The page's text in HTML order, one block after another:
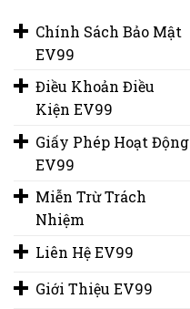
Chính Sách Bảo Mật
EV99
Điều Khoản Điều
Kiện EV99
Giấy Phép Hoạt Động
EV99
Miễn Trừ Trách
Nhiệm
Liên Hệ EV99
Giới Thiệu EV99